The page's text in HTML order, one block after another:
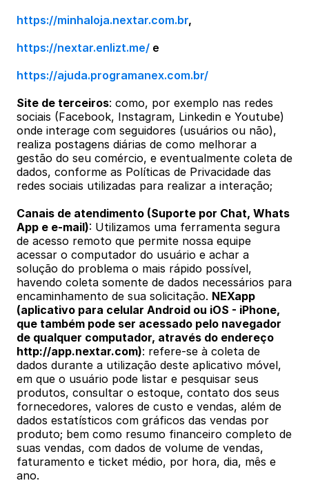
https://minhaloja.nextar.com.br,
https://nextar.enlizt.me/ e
https://ajuda.programanex.com.br/
Site de terceiros: como, por exemplo nas redes
sociais (Facebook, Instagram, Linkedin e Youtube)
onde interage com seguidores (usuários ou não),
realiza postagens diárias de como melhorar a
gestão do seu comércio, e eventualmente coleta de
dados, conforme as Políticas de Privacidade das
redes sociais utilizadas para realizar a interação;
Canais de atendimento (Suporte por Chat, Whats
App e e-mail): Utilizamos uma ferramenta segura
de acesso remoto que permite nossa equipe
acessar o computador do usuário e achar a
solução do problema o mais rápido possível,
havendo coleta somente de dados necessários para
encaminhamento de sua solicitação. NEXapp
(aplicativo para celular Android ou iOS - iPhone,
que também pode ser acessado pelo navegador
de qualquer computador, através do endereço
http://app.nextar.com): refere-se à coleta de
dados durante a utilização deste aplicativo móvel,
em que o usuário pode listar e pesquisar seus
produtos, consultar o estoque, contato dos seus
fornecedores, valores de custo e vendas, além de
dados estatísticos com gráficos das vendas por
produto; bem como resumo financeiro completo de
suas vendas, com dados de volume de vendas,
faturamento e ticket médio, por hora, dia, mês e
ano.